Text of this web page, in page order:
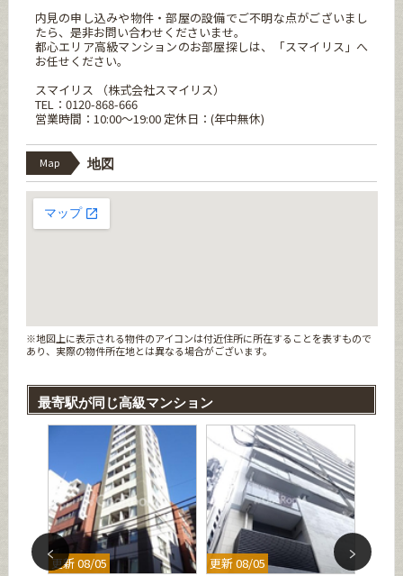
内見の申し込みや物件・部屋の設備でご不明な点がございまし
たら、是非お問い合わせくださいませ。
都心エリア高級マンションのお部屋探しは、「スマイリス」へ
お任せください。
スマイリス （株式会社スマイリス）
TEL：0120-868-666
営業時間：10:00～19:00 定休日：(年中無休)
Map 地図
※地図上に表示される物件のアイコンは付近住所に所在することを表すもので
あり、実際の物件所在地とは異なる場合がございます。
最寄駅が同じ高級マンション
更新 08/05 更新 08/05 更新